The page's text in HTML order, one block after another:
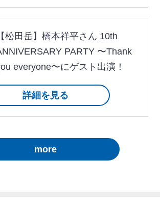
【松田岳】橋本祥平さん 10th
PARTY 〜Thank
everyone〜にゲスト出演！
詳細を見る
more